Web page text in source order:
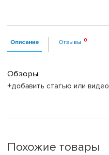
Описание Отзывы
Обзоры:
+добавить статью или видео
Похожие товары